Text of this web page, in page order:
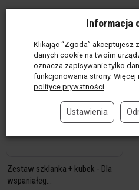
Zestaw szklanka + kubek - Dla
wspaniałeg...
Informacja
Klikając “Zgoda” akceptujesz
danych cookie na twoim
oznacza zapisywanie tylko
funkcjonowania strony.
polityce prywatności
Ustawienia